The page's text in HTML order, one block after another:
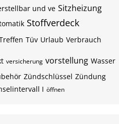
und ve Sitzheizung
Stoffverdeck
Tüv Urlaub Verbrauch
versicherung vorstellung Wasser
Zündschlüssel Zündung
I öffnen